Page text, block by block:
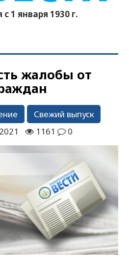
1 января 1930 г.
жалобы от
Свежий выпуск
1161 0